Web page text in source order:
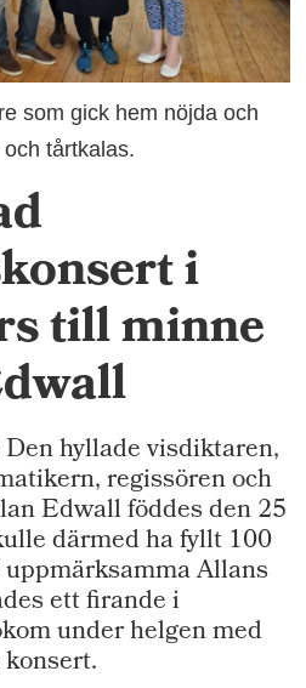
som gick hem nöjda och
tårtkalas.
i
till minne
hyllade visdiktaren,
regissören och
Edwall föddes den 25
därmed ha fyllt 100
Allans
ett firande i
under helgen med